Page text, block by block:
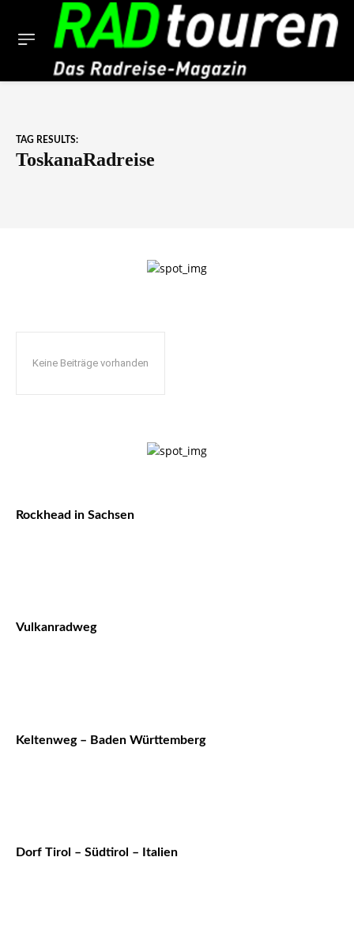
TAG RESULTS:
ToskanaRadreise
Keine Beiträge vorhanden
Rockhead in Sachsen
Vulkanradweg
Keltenweg – Baden Württemberg
Dorf Tirol – Südtirol – Italien